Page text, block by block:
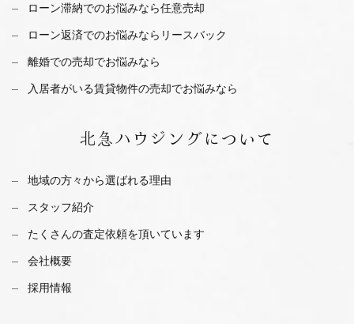
ローン滞納でのお悩みなら任意売却
ローン返済でのお悩みならリースバック
離婚での売却でお悩みなら
入居者がいる賃貸物件の売却でお悩みなら
北急ハウジングについて
地域の方々から選ばれる理由
スタッフ紹介
たくさんの査定依頼を頂いています
会社概要
採用情報